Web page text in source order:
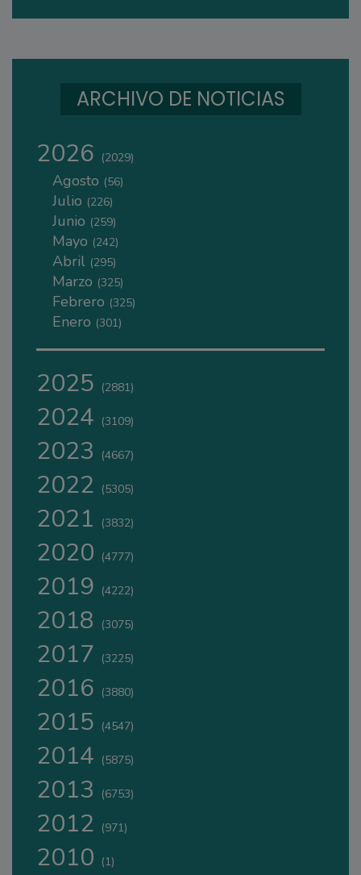
ARCHIVO DE NOTICIAS
2026 (2029)
Agosto (56)
Julio (226)
Junio (259)
Mayo (242)
Abril (295)
Marzo (325)
Febrero (325)
Enero (301)
2025 (2881)
2024 (3109)
2023 (4667)
2022 (5305)
2021 (3832)
2020 (4777)
2019 (4222)
2018 (3075)
2017 (3225)
2016 (3880)
2015 (4547)
2014 (5875)
2013 (6753)
2012 (971)
2010 (1)